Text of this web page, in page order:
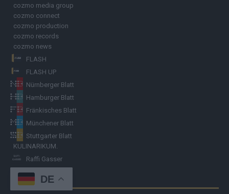
cozmo media group
cozmo connect
cozmo production
cozmo records
cozmo news
FLASH
FLASH UP
Nürnberger Blatt
Hamburger Blatt
Fränkisches Blatt
Münchener Blatt
Stuttgarter Blatt
KULINARIKUM.
Raffi Gasser
HINWEISGEBER
DE